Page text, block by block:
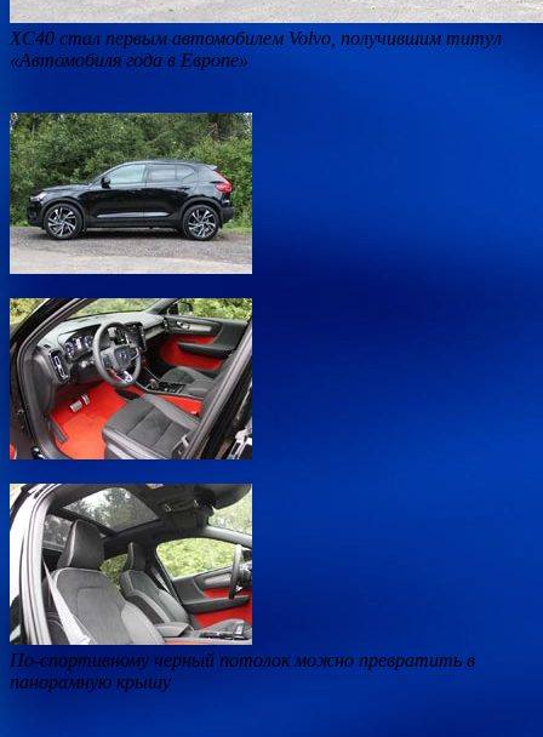
XC40 стал первым автомобилем Volvo, получившим титул
«Автомобиля года в Европе»
По-спортивному черный потолок можно превратить в
панорамную крышу